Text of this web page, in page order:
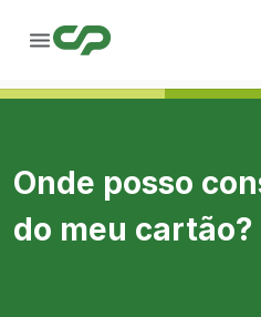
Onde posso
do meu cartão?